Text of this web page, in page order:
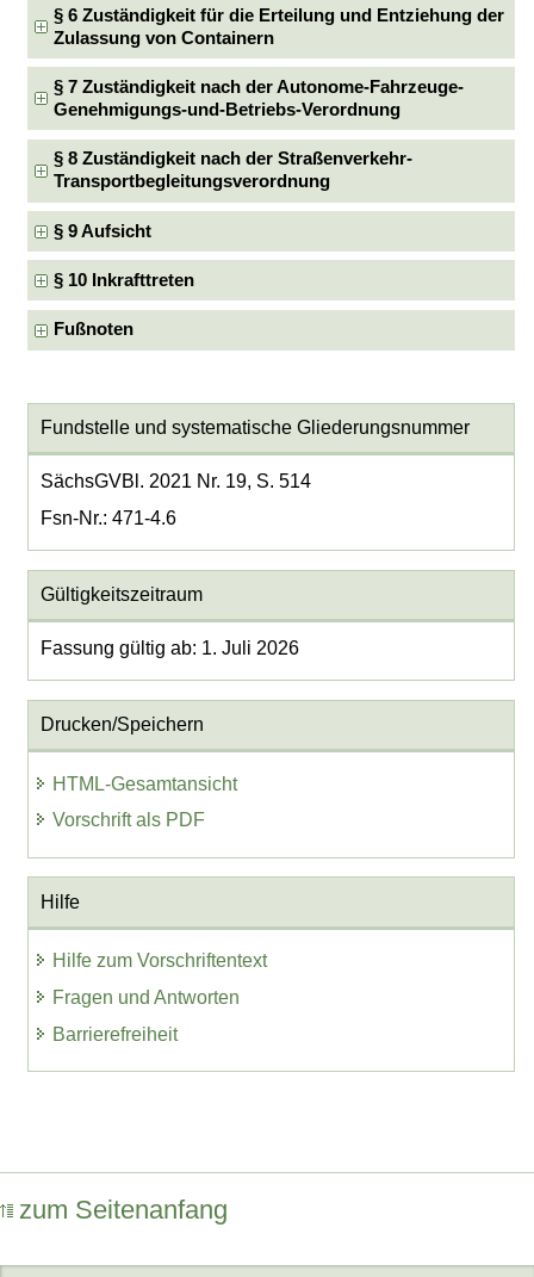
§ 6 Zuständigkeit für die Erteilung und Entziehung der
Zulassung von Containern
§ 7 Zuständigkeit nach der Autonome-Fahrzeuge-
Genehmigungs-und-Betriebs-Verordnung
§ 8 Zuständigkeit nach der Straßenverkehr-
Transportbegleitungsverordnung
§ 9 Aufsicht
§ 10 Inkrafttreten
Fußnoten
Fundstelle und systematische Gliederungsnummer
SächsGVBl. 2021 Nr. 19, S. 514
Fsn-Nr.: 471-4.6
Gültigkeitszeitraum
Fassung gültig ab: 1. Juli 2026
Drucken/Speichern
HTML-Gesamtansicht
Vorschrift als PDF
Hilfe
Hilfe zum Vorschriftentext
Fragen und Antworten
Barrierefreiheit
zum Seitenanfang